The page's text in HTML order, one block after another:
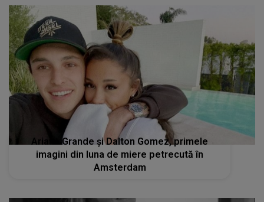
Ariana Grande și Dalton Gomez, primele
imagini din luna de miere petrecută în
Amsterdam